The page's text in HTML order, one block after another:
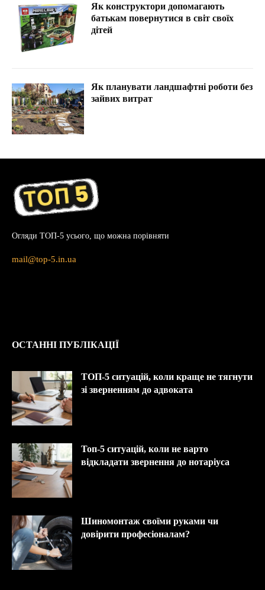
Як конструктори допомагають
батькам повернутися в світ своїх
дітей
Як планувати ландшафтні роботи без
зайвих витрат
Огляди ТОП-5 усього, що можна порівняти
mail@top-5.in.ua
ОСТАННІ ПУБЛІКАЦІЇ
ТОП-5 ситуацій, коли краще не тягнути
зі зверненням до адвоката
Топ-5 ситуацій, коли не варто
відкладати звернення до нотаріуса
Шиномонтаж своїми руками чи
довірити професіоналам?